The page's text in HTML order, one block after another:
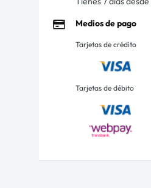
Medios de pago
Tarjetas de crédito
Tarjetas de débito